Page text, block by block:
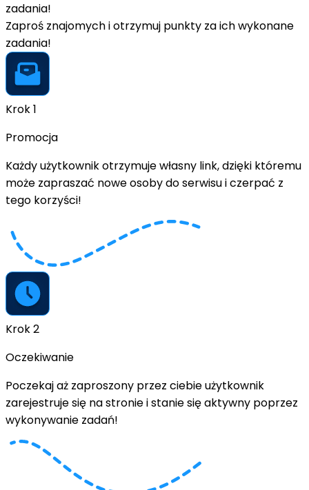
zadania!
Zaproś znajomych i otrzymuj punkty za ich wykonane
zadania!
Krok 1
Promocja
Każdy użytkownik otrzymuje własny link, dzięki któremu
może zapraszać nowe osoby do serwisu i czerpać z
tego korzyści!
Krok 2
Oczekiwanie
Poczekaj aż zaproszony przez ciebie użytkownik
zarejestruje się na stronie i stanie się aktywny poprzez
wykonywanie zadań!